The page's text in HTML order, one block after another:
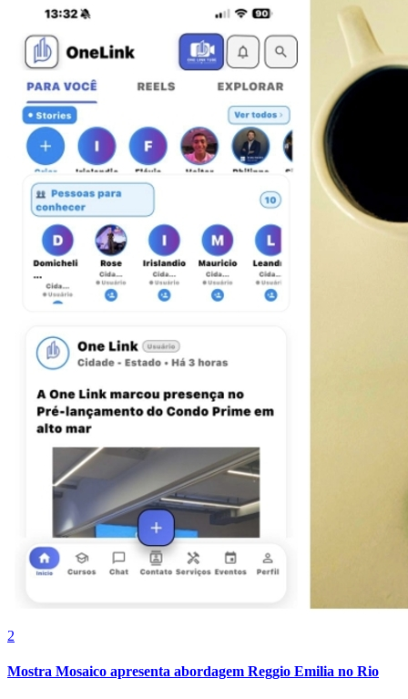
Atlético-MG
Cruzeiro
2
Mostra Mosaico apresenta abordagem Reggio Emilia no Rio